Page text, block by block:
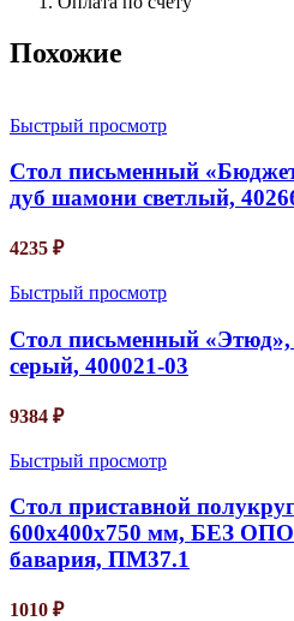
Похожие
Быстрый просмотр
Стол письменный
дуб шамони светлый,
4235 ₽
Быстрый просмотр
Стол письменный «Этюд»,
серый, 400021-03
9384 ₽
Быстрый просмотр
Стол приставной
600х400х750 мм, БЕЗ
бавария, ПМ37.1
1010 ₽